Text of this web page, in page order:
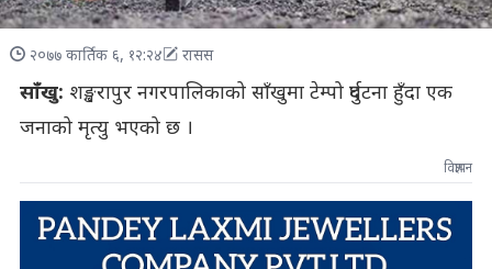
२०७७ कार्तिक ६, १२:२४ रासस
साँखु: शङ्खरापुर नगरपालिकाको साँखुमा टेम्पो दुर्घटना हुँदा एक
जनाको मृत्यु भएको छ ।
विज्ञापन